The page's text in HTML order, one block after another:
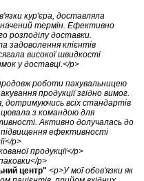
кур'єра, доставляла
термін. Ефективно
розподілу доставки.
задоволення клієнтів
високої швидкості
у доставці.</p>
роботи пакувальницею
продукції згідно вимог.
дотримуючись всіх стандартів
з командою для
Активно долучалась до
підвищення ефективності
p>
продукції</p>
p>
центр" <p>У мої обов'язки як